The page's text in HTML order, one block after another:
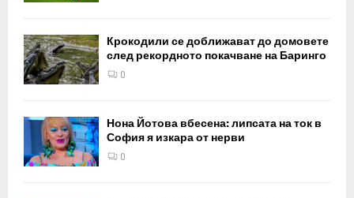
Крокодили се доближават до домовете
след рекордното покачване на Баринго
0
Нона Йотова вбесена: липсата на ток в
София я изкара от нерви
0